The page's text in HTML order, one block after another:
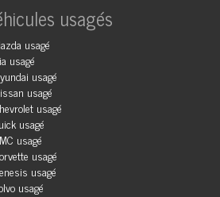
usagés
usagé
usagé
usagé
usagé
usagé
usagé
usagé
usagé
usagé
usagé